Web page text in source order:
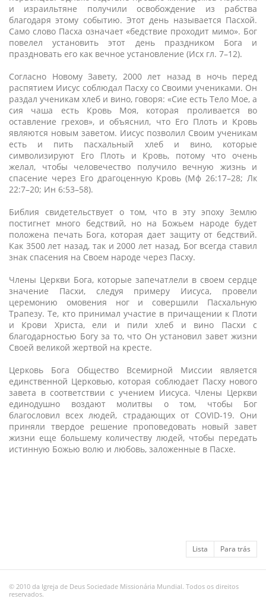
и израильтяне получили освобождение из рабства
благодаря этому событию. Этот день называется Пасхой.
Само слово Пасха означает «бедствие проходит мимо». Бог
повелел установить этот день праздником Бога и
праздновать его как вечное установление (Исх гл. 7–12).
Согласно Новому Завету, 2000 лет назад в ночь перед
распятием Иисус соблюдал Пасху со Своими учениками. Он
раздал ученикам хлеб и вино, говоря: «Сие есть Тело Мое, а
сия чаша есть Кровь Моя, которая проливается во
оставление грехов», и объяснил, что Его Плоть и Кровь
являются новым заветом. Иисус позволил Своим ученикам
есть и пить пасхальный хлеб и вино, которые
символизируют Его Плоть и Кровь, потому что очень
желал, чтобы человечество получило вечную жизнь и
спасение через Его драгоценную Кровь (Мф 26:17–28; Лк
22:7–20; Ин 6:53–58).
Библия свидетельствует о том, что в эту эпоху Землю
постигнет много бедствий, но на Божьем народе будет
положена печать Бога, которая дает защиту от бедствий.
Как 3500 лет назад, так и 2000 лет назад, Бог всегда ставил
знак спасения на Своем народе через Пасху.
Члены Церкви Бога, которые запечатлели в своем сердце
значение Пасхи, следуя примеру Иисуса, провели
церемонию омовения ног и совершили Пасхальную
Трапезу. Те, кто принимал участие в причащении к Плоти
и Крови Христа, ели и пили хлеб и вино Пасхи с
благодарностью Богу за то, что Он установил завет жизни
Своей великой жертвой на кресте.
Церковь Бога Общество Всемирной Миссии является
единственной Церковью, которая соблюдает Пасху нового
завета в соответствии с учением Иисуса. Члены Церкви
единодушно воздают молитвы о том, чтобы Бог
благословил всех людей, страдающих от COVID-19. Они
приняли твердое решение проповедовать новый завет
жизни еще большему количеству людей, чтобы передать
истинную Божью волю и любовь, заложенные в Пасхе.
Lista Para trás
© 2010 da Igreja de Deus Sociedade Missionária Mundial. Todos os direitos
reservados.